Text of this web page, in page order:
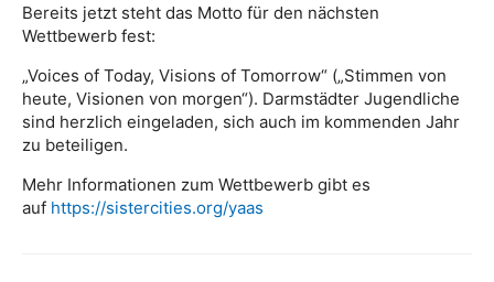
Bereits jetzt steht das Motto für den nächsten
Wettbewerb fest:
„Voices of Today, Visions of Tomorrow“ („Stimmen von
heute, Visionen von morgen“). Darmstädter Jugendliche
sind herzlich eingeladen, sich auch im kommenden Jahr
zu beteiligen.
Mehr Informationen zum Wettbewerb gibt es
auf https://sistercities.org/yaas